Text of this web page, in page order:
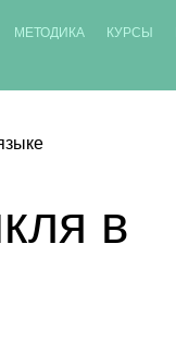
МЕТОДИКА КУРСЫ
в